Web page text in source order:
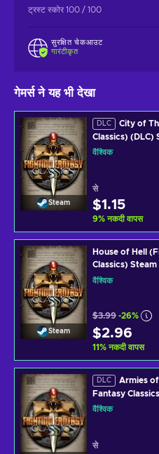
ट्रस्ट स्कोर 100 / 100
सुरक्षित चेकआउट
गारंटीकृत
गेमर्स ने यह भी देखा
Steam
DLC
City of
Classics) (DLC)
वैश्विक
से
$1.15
9% नकदी वापस
Steam
House of Hell
Classics) Steam
वैश्विक
$3.99 -26%
$2.96
11% नकदी वापस
DLC
Armies
Fantasy
GLOBAL
वैश्विक
से